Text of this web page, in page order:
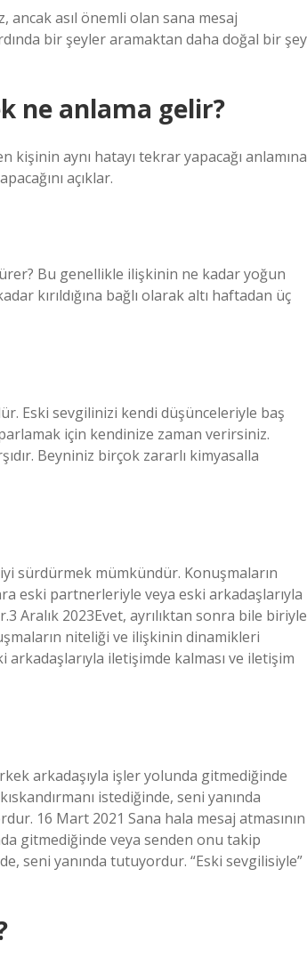
ancak asıl önemli olan sana mesaj
bir şeyler aramaktan daha doğal bir şey
ne anlama gelir?
aynı hatayı tekrar yapacağı anlamına
açıklar.
Bu genellikle ilişkinin ne kadar yoğun
kırıldığına bağlı olarak altı haftadan üç
Eski sevgilinizi kendi düşünceleriyle baş
için kendinize zaman verirsiniz.
Beyniniz birçok zararlı kimyasalla
sürdürmek mümkündür. Konuşmaların
eski partnerleriyle veya eski arkadaşlarıyla
Aralık 2023Evet, ayrılıktan sonra bile biriyle
niteliği ve ilişkinin dinamikleri
iletişimde kalması ve iletişim
arkadaşıyla işler yolunda gitmediğinde
istediğinde, seni yanında
16 Mart 2021 Sana hala mesaj atmasının
gitmediğinde veya senden onu takip
seni yanında tutuyordur. “Eski sevgilisiyle”